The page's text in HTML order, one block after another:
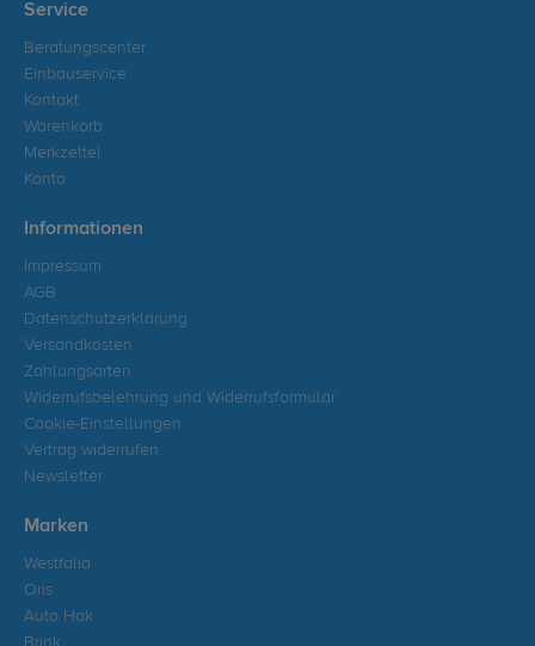
Service
Beratungscenter
Einbauservice
Kontakt
Warenkorb
Merkzettel
Konto
Informationen
Impressum
AGB
Datenschutzerklärung
Versandkosten
Zahlungsarten
Widerrufsbelehrung und Widerrufsformular
Cookie-Einstellungen
Vertrag widerrufen
Newsletter
Marken
Westfalia
Oris
Auto Hak
Brink